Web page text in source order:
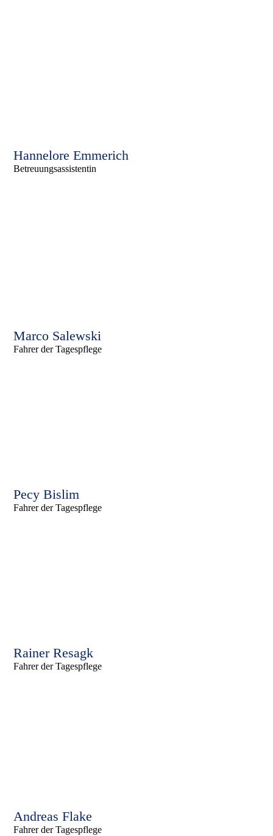
Hannelore Emmerich
Betreuungsassistentin
Marco Salewski
Fahrer der Tagespflege
Pecy Bislim
Fahrer der Tagespflege
Rainer Resagk
Fahrer der Tagespflege
Andreas Flake
Fahrer der Tagespflege